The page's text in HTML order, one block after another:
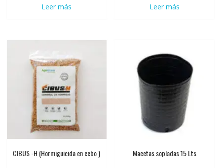
Leer más Leer más
CIBUS -H (Hormiguicida en cebo ) Macetas sopladas 15 Lts